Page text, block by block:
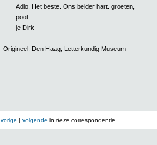
Adio. Het beste. Ons beider hart. groeten,
poot
je Dirk
Origineel: Den Haag, Letterkundig Museum
vorige | volgende in deze correspondentie